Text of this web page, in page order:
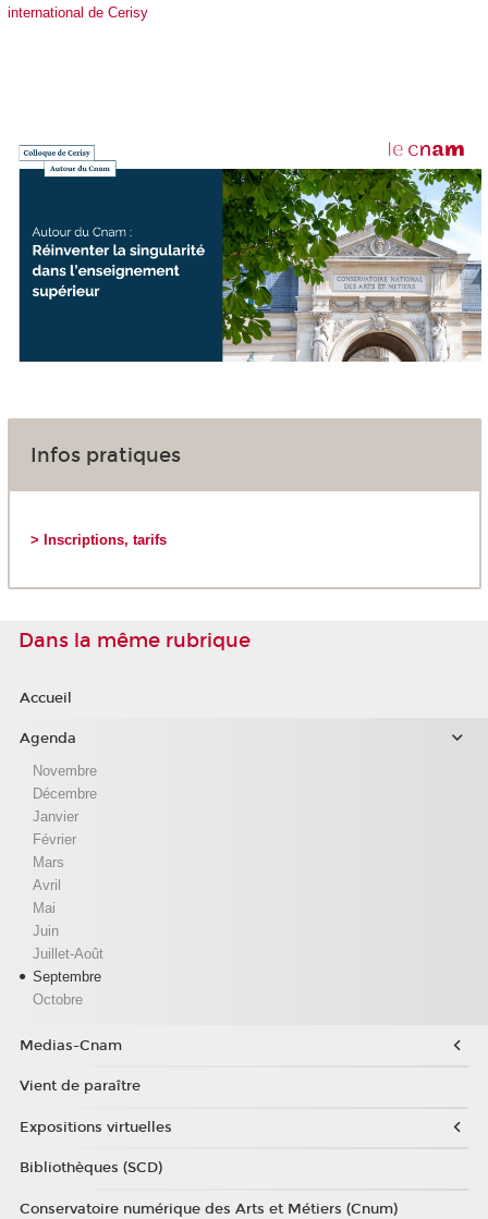
international de Cerisy
Infos pratiques
> Inscriptions, tarifs
Dans la même rubrique
Accueil
Agenda
Novembre
Décembre
Janvier
Février
Mars
Avril
Mai
Juin
Juillet-Août
Septembre
Octobre
Medias-Cnam
Vient de paraître
Expositions virtuelles
Bibliothèques (SCD)
Conservatoire numérique des Arts et Métiers (Cnum)